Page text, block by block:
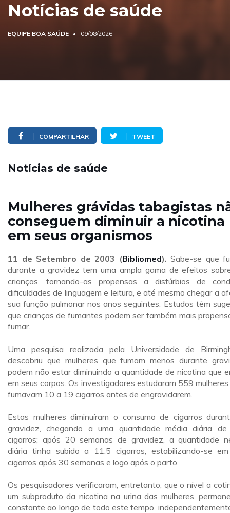
Notícias de saúde
EQUIPE BOA SAÚDE 09/08/2026
COMPARTILHAR TWEET
Notícias de saúde
Mulheres grávidas tabagistas
conseguem diminuir a nicotina
em seus organismos
11 de Setembro de 2003 (Bibliomed). Sabe-se que
durante a gravidez tem uma ampla gama de efeitos
crianças, tornando-as propensas a distúrbios de
dificuldades de linguagem e leitura, e até mesmo chegar a
sua função pulmonar nos anos seguintes. Estudos têm
que crianças de fumantes podem ser também mais
fumar.
Uma pesquisa realizada pela Universidade de
descobriu que mulheres que fumam menos durante
podem não estar diminuindo a quantidade de nicotina que
em seus corpos. Os investigadores estudaram 559 mulheres
fumavam 10 a 19 cigarros antes de engravidarem.
Estas mulheres diminuíram o consumo de cigarros
gravidez, chegando a uma quantidade média diária
cigarros; após 20 semanas de gravidez, a quantidade
diária tinha subido a 11.5 cigarros, estabilizando-se
cigarros após 30 semanas e logo após o parto.
Os pesquisadores verificaram, entretanto, que o nível a
um subproduto da nicotina na urina das mulheres,
constante ao longo de todo este tempo,